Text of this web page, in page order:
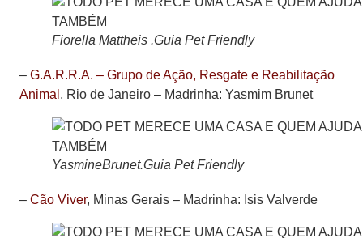
Fiorella Mattheis .Guia Pet Friendly
– G.A.R.R.A. – Grupo de Ação, Resgate e Reabilitação
Animal , Rio de Janeiro – Madrinha: Yasmim Brunet
YasmineBrunet.Guia Pet Friendly
– Cão Viver, Minas Gerais – Madrinha: Isis Valverde